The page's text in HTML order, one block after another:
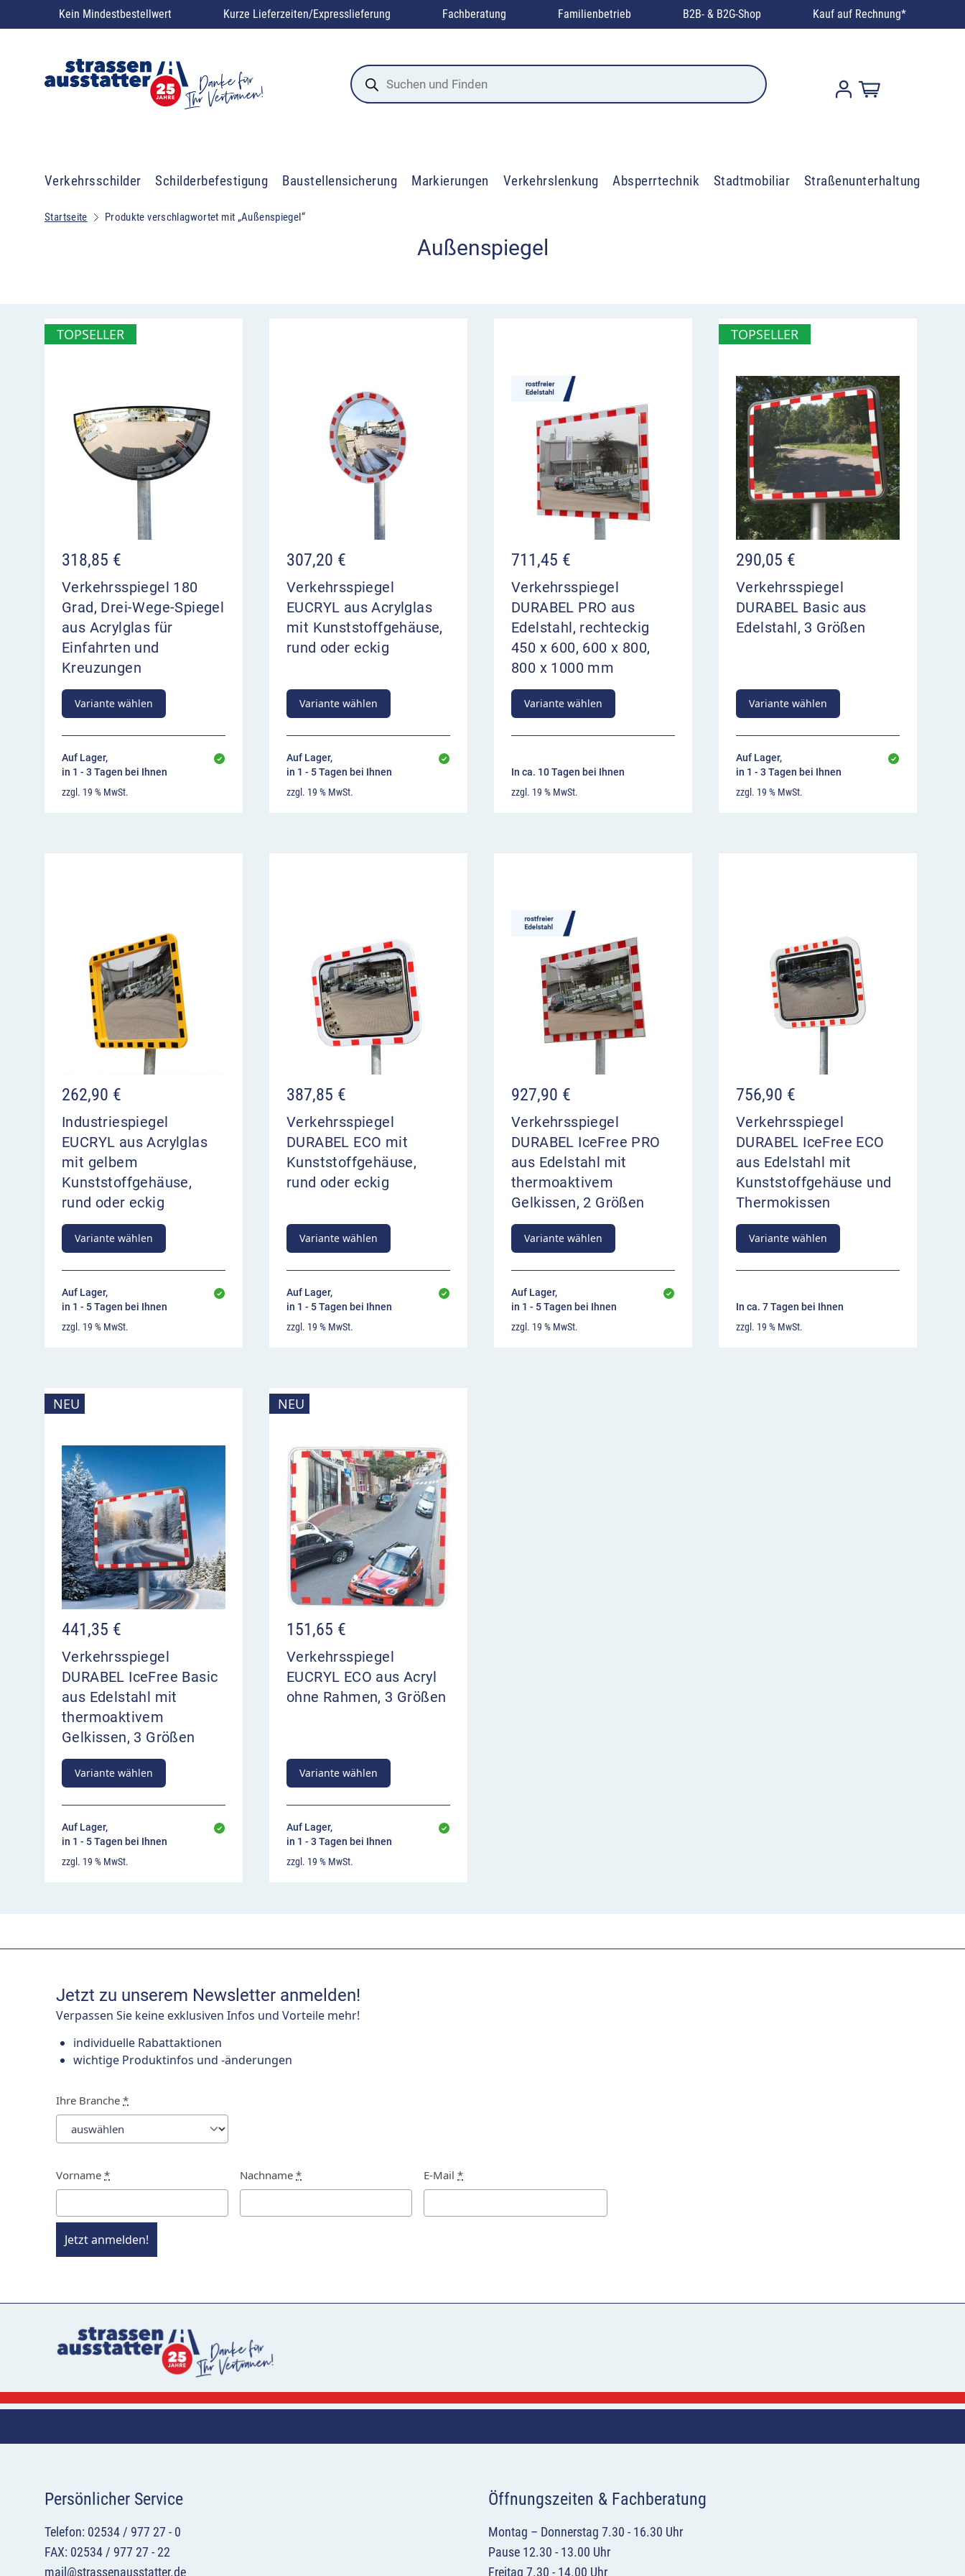
Kein Mindestbestellwert Kurze Lieferzeiten/Expresslieferung Fachberatung Familienbetrieb B2B- & B2G-Shop Kauf auf Rechnung*
Products
search
Verkehrsschilder Schilderbefestigung Baustellensicherung Markierungen Verkehrslenkung Absperrtechnik Stadtmobiliar Straßenunterhaltung
Startseite Produkte verschlagwortet mit „Außenspiegel“
Außenspiegel
TOPSELLER
318,85 €
Verkehrsspiegel 180
Grad, Drei-Wege-Spiegel
aus Acrylglas für
Einfahrten und
Kreuzungen
Variante wählen
Auf Lager,
in 1 - 3 Tagen bei Ihnen
zzgl. 19 % MwSt.
307,20 €
Verkehrsspiegel
EUCRYL aus Acrylglas
mit Kunststoffgehäuse,
rund oder eckig
Variante wählen
Auf Lager,
in 1 - 5 Tagen bei Ihnen
zzgl. 19 % MwSt.
711,45 €
Verkehrsspiegel
DURABEL PRO aus
Edelstahl, rechteckig
450 x 600, 600 x 800,
800 x 1000 mm
Variante wählen
In ca. 10 Tagen bei Ihnen
zzgl. 19 % MwSt.
TOPSELLER
290,05 €
Verkehrsspiegel
DURABEL Basic aus
Edelstahl, 3 Größen
Variante wählen
Auf Lager,
in 1 - 3 Tagen bei Ihnen
zzgl. 19 % MwSt.
262,90 €
Industriespiegel
EUCRYL aus Acrylglas
mit gelbem
Kunststoffgehäuse,
rund oder eckig
Variante wählen
Auf Lager,
in 1 - 5 Tagen bei Ihnen
zzgl. 19 % MwSt.
387,85 €
Verkehrsspiegel
DURABEL ECO mit
Kunststoffgehäuse,
rund oder eckig
Variante wählen
Auf Lager,
in 1 - 5 Tagen bei Ihnen
zzgl. 19 % MwSt.
927,90 €
Verkehrsspiegel
DURABEL IceFree PRO
aus Edelstahl mit
thermoaktivem
Gelkissen, 2 Größen
Variante wählen
Auf Lager,
in 1 - 5 Tagen bei Ihnen
zzgl. 19 % MwSt.
756,90 €
Verkehrsspiegel
DURABEL IceFree ECO
aus Edelstahl mit
Kunststoffgehäuse und
Thermokissen
Variante wählen
In ca. 7 Tagen bei Ihnen
zzgl. 19 % MwSt.
NEU
441,35 €
Verkehrsspiegel
DURABEL IceFree Basic
aus Edelstahl mit
thermoaktivem
Gelkissen, 3 Größen
Variante wählen
Auf Lager,
in 1 - 5 Tagen bei Ihnen
zzgl. 19 % MwSt.
NEU
151,65 €
Verkehrsspiegel
EUCRYL ECO aus Acryl
ohne Rahmen, 3 Größen
Variante wählen
Auf Lager,
in 1 - 3 Tagen bei Ihnen
zzgl. 19 % MwSt.
Jetzt zu unserem Newsletter anmelden!
Verpassen Sie keine exklusiven Infos und Vorteile mehr!
individuelle Rabattaktionen
wichtige Produktinfos und -änderungen
Ihre Branche *
Vorname * Nachname * E-Mail *
Jetzt anmelden!
Persönlicher Service
Telefon: 02534 / 977 27 - 0
FAX: 02534 / 977 27 - 22
mail@strassenausstatter.de
Öffnungszeiten & Fachberatung
Montag – Donnerstag 7.30 - 16.30 Uhr
Pause 12.30 - 13.00 Uhr
Freitag 7.30 - 14.00 Uhr